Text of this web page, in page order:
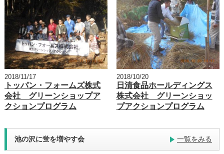
2018/11/17
トッパン・フォームズ株式
会社 グリーンショップア
クションプログラム
2018/10/20
日清食品ホールディングス
株式会社 グリーンショッ
プアクションプログラム
池の沢に蛍を増やす会 一覧をみる